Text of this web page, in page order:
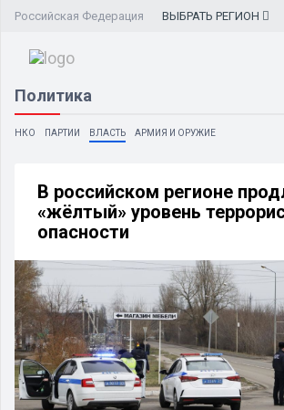
Российская Федерация ВЫБРАТЬ РЕГИОН
Политика
НКО ПАРТИИ ВЛАСТЬ АРМИЯ И ОРУЖИЕ
В российском регионе
«жёлтый» уровень
опасности